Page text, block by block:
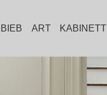
BIEB ART KABINETT